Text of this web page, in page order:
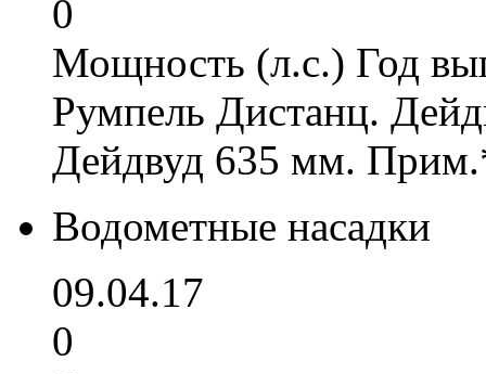
0
Мощность (л.с.) Год
Румпель Дистанц.
Дейдвуд 635 мм.
Водометные насадки
09.04.17
0